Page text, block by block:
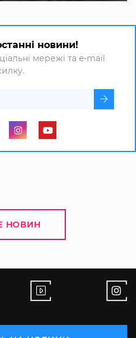
новини!
мережі та e-mail
НОВИН